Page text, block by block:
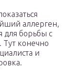
аллерген,
для борьбы с
Тут конечно
и